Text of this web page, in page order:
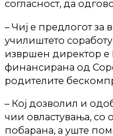
согласност, да
– Чиј е предлогот за
училиштето
извршен директор е
финансирана од
родителите
– Кој дозволил и
чии овластувања, со
побарана, а уште